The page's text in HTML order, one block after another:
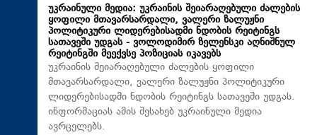
უკრაინული მედია: უკრაინის შეიარაღებული ძალების
ყოფილი მთავარსარდალი, ვალერი ზალუჟნი
პოლიტიკური ლიდერებისადმი ნდობის რეიტინგს
სათავეში უდგას - ვოლოდიმირ ზელენსკი აღნიშნულ
რეიტინგში მეექვსე პოზიციას იკავებს
უკრაინის შეიარაღებული ძალების ყოფილი
მთავარსარდალი, ვალერი ზალუჟნი პოლიტიკური
ლიდერებისადმი ნდობის რეიტინგს სათავეში უდგას.
ინფორმაციას ამის შესახებ უკრაინული მედია
ავრცელებს.